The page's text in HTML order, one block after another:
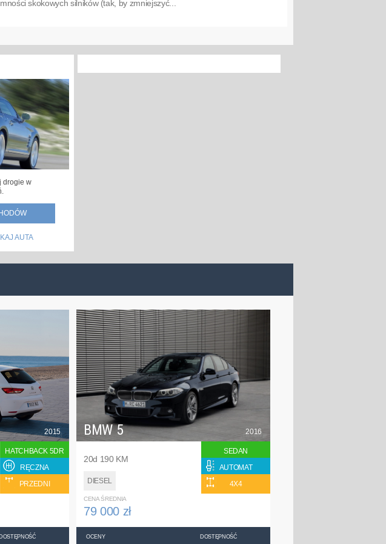
skokowych silników (tak, by zmniejszyć...
drogie w
AUTA
2015
HATCHBACK 5DR
RĘCZNA
PRZEDNI
DOSTĘPNOŚĆ
BMW 5
20d 190 KM
DIESEL
2016
SEDAN
AUTOMAT
4X4
CENA ŚREDNIA
79 000 zł
OCENY DOSTĘPNOŚĆ